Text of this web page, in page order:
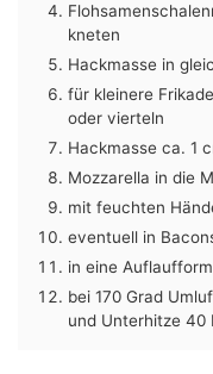
kneten
Hackmasse in
für kleinere
oder vierteln
Hackmasse ca. 1
Mozzarella in die
mit feuchten
eventuell in
in eine
bei 170 Grad
und Unterhitze 40